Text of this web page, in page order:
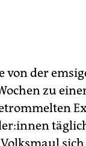
von der
zu